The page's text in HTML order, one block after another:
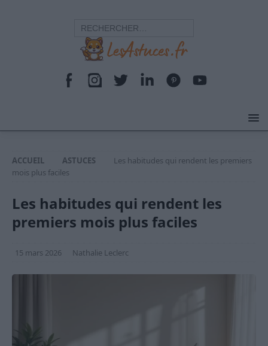
ACCUEIL ASTUCES
Les habitudes qui rendent les premiers
mois plus faciles
Les habitudes qui rendent les
premiers mois plus faciles
15 mars 2026 Nathalie Leclerc